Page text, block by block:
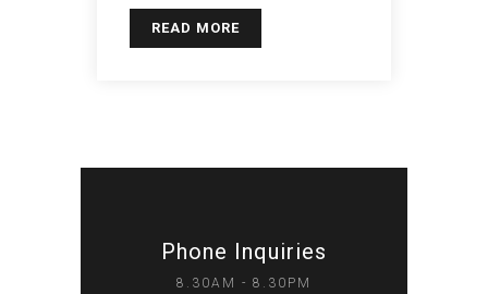
READ MORE
Phone Inquiries
8.30AM - 8.30PM